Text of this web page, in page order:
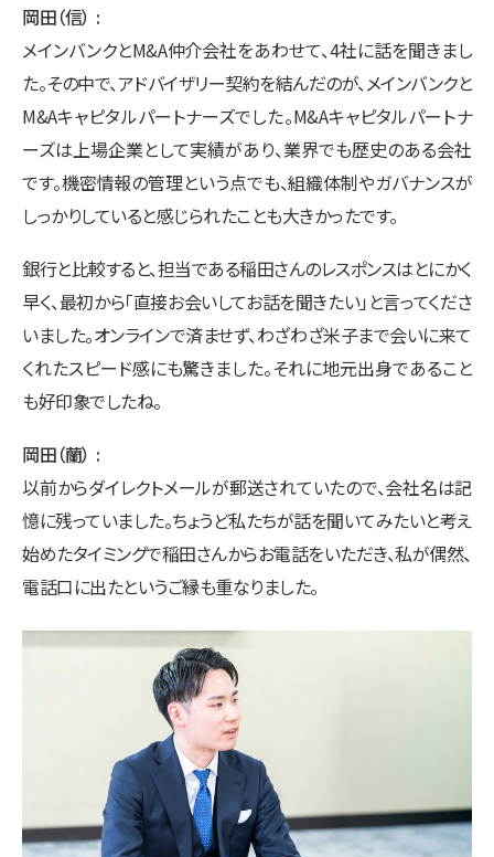
岡田（信）
メインバンクとM&A仲介会社をあわせて、4社に話を聞きまし
た。その中で、アドバイザリー契約を結んだのが、メインバンクと
M&Aキャピタルパートナーズでした。M&Aキャピタルパートナ
ーズは上場企業として実績があり、業界でも歴史のある会社
です。機密情報の管理という点でも、組織体制やガバナンスが
しっかりしていると感じられたことも大きかったです。
銀行と比較すると、担当である稲田さんのレスポンスはとにかく
早く、最初から「直接お会いしてお話を聞きたい」と言ってくださ
いました。オンラインで済ませず、わざわざ米子まで会いに来て
くれたスピード感にも驚きました。それに地元出身であること
も好印象でしたね。
岡田（蘭）
以前からダイレクトメールが郵送されていたので、会社名は記
憶に残っていました。ちょうど私たちが話を聞いてみたいと考え
始めたタイミングで稲田さんからお電話をいただき、私が偶然、
電話口に出たというご縁も重なりました。